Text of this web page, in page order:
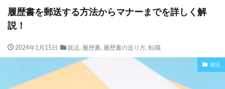
履歴書を郵送する方法からマナーまでを詳しく解
説！
2024年1月15日 就活, 履歴書, 履歴書の送り方, 転職
就活